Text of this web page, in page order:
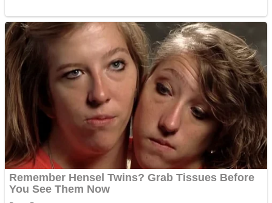
Creez aplicatie
ANDROID pentru siteul
tau
Anuntul tau apare in mai
multe ziare online
Apartamente 2 camere